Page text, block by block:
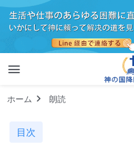
ホーム 朗読
目次